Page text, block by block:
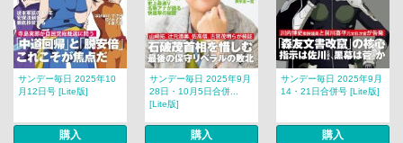
サンデー毎日 2025年10
月12日号 [Lite版]
購入
サンデー毎日 2025年9月
28日・10月5日合併...
[Lite版]
購入
サンデー毎日 2025年9月
14・21日合併号 [Lite版]
購入